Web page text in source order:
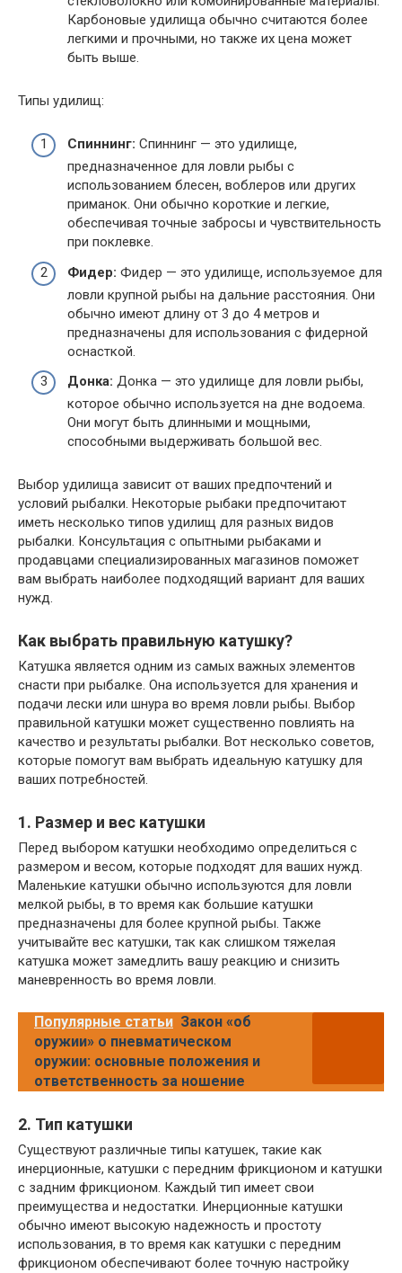
Карбоновые удилища обычно считаются более
легкими и прочными, но также их цена может
быть выше.
Типы удилищ:
Спиннинг: Спиннинг — это удилище,
предназначенное для ловли рыбы с
использованием блесен, воблеров или других
приманок. Они обычно короткие и легкие,
обеспечивая точные забросы и чувствительность
при поклевке.
Фидер: Фидер — это удилище, используемое для
ловли крупной рыбы на дальние расстояния. Они
обычно имеют длину от 3 до 4 метров и
предназначены для использования с фидерной
оснасткой.
Донка: Донка — это удилище для ловли рыбы,
которое обычно используется на дне водоема.
Они могут быть длинными и мощными,
способными выдерживать большой вес.
Выбор удилища зависит от ваших предпочтений и
условий рыбалки. Некоторые рыбаки предпочитают
иметь несколько типов удилищ для разных видов
рыбалки. Консультация с опытными рыбаками и
продавцами специализированных магазинов поможет
вам выбрать наиболее подходящий вариант для ваших
нужд.
Как выбрать правильную катушку?
Катушка является одним из самых важных элементов
снасти при рыбалке. Она используется для хранения и
подачи лески или шнура во время ловли рыбы. Выбор
правильной катушки может существенно повлиять на
качество и результаты рыбалки. Вот несколько советов,
которые помогут вам выбрать идеальную катушку для
ваших потребностей.
1. Размер и вес катушки
Перед выбором катушки необходимо определиться с
размером и весом, которые подходят для ваших нужд.
Маленькие катушки обычно используются для ловли
мелкой рыбы, в то время как большие катушки
предназначены для более крупной рыбы. Также
учитывайте вес катушки, так как слишком тяжелая
катушка может замедлить вашу реакцию и снизить
маневренность во время ловли.
Популярные статьи Закон «об
оружии» о пневматическом
оружии: основные положения и
ответственность за ношение
2. Тип катушки
Существуют различные типы катушек, такие как
инерционные, катушки с передним фрикционом и катушки
с задним фрикционом. Каждый тип имеет свои
преимущества и недостатки. Инерционные катушки
обычно имеют высокую надежность и простоту
использования, в то время как катушки с передним
фрикционом обеспечивают более точную настройку